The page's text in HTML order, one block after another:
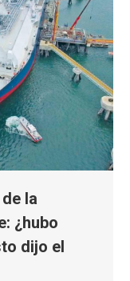
la
¿hubo
dijo el